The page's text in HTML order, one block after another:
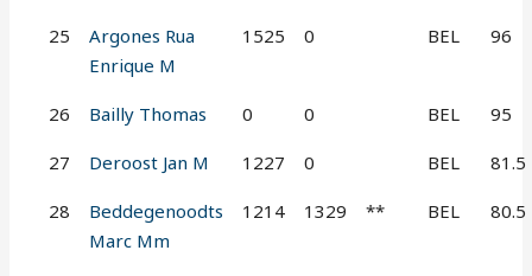
25
Argones Rua
Enrique M
1525 0 BEL 96
26 Bailly Thomas 0 0 BEL 95
27 Deroost Jan M 1227 0 BEL 81.5
28
Beddegenoodts
Marc Mm
1214 1329 ** BEL 80.5